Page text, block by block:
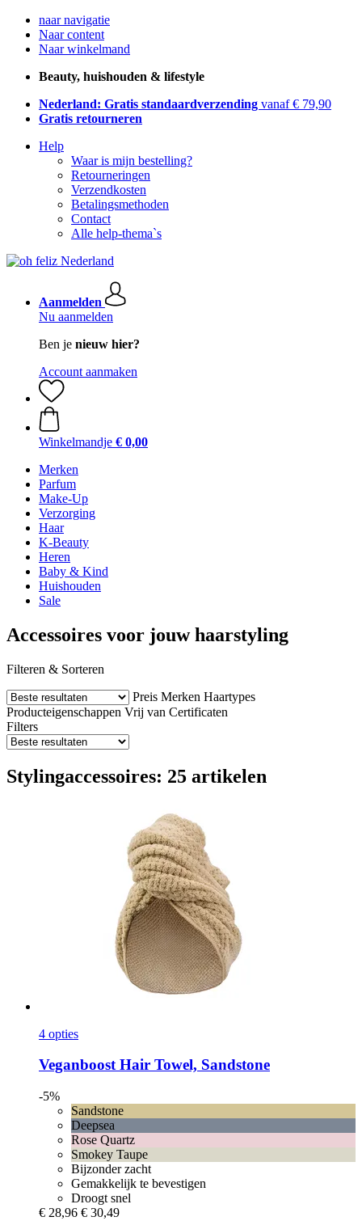
naar navigatie
Naar content
Naar winkelmand
Beauty, huishouden & lifestyle
Nederland: Gratis standaardverzending vanaf € 79,90
Gratis retourneren
Help
Waar is mijn bestelling?
Retourneringen
Verzendkosten
Betalingsmethoden
Contact
Alle help-thema`s
Aanmelden
Nu aanmelden
Ben je nieuw hier?
Account aanmaken
Winkelmandje € 0,00
Merken
Parfum
Make-Up
Verzorging
Haar
K-Beauty
Heren
Baby & Kind
Huishouden
Sale
Accessoires voor jouw haarstyling
Filteren & Sorteren
Preis Merken Haartypes
Producteigenschappen Vrij van Certificaten
Filters
Stylingaccessoires: 25 artikelen
4 opties
VeganboostHair Towel, Sandstone
-5%
Sandstone
Deepsea
Rose Quartz
Smokey Taupe
Bijzonder zacht
Gemakkelijk te bevestigen
Droogt snel
€ 28,96 € 30,49